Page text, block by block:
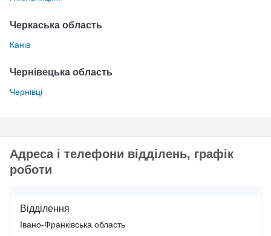
Черкаська область
Канів
Чернівецька область
Чернівці
Адреса і телефони відділень, графік
роботи
Відділення
Івано-Франківська область